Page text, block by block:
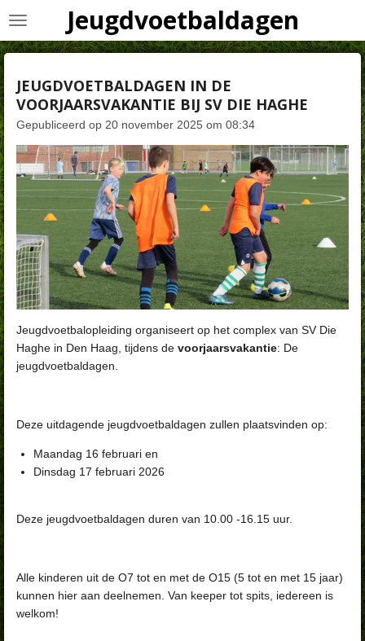
Ga
naar
hoofdinhoud
Jeugdvoetbaldagen
JEUGDVOETBALDAGEN IN DE
VOORJAARSVAKANTIE BIJ SV DIE HAGHE
Gepubliceerd op 20 november 2025 om 08:34
Jeugdvoetbalopleiding organiseert op het complex van SV Die
Haghe in Den Haag, tijdens de voorjaarsvakantie: De
jeugdvoetbaldagen.
Deze uitdagende jeugdvoetbaldagen zullen plaatsvinden op:
Maandag 16 februari en
Dinsdag 17 februari 2026
Deze jeugdvoetbaldagen duren van 10.00 -16.15 uur.
Alle kinderen uit de O7 tot en met de O15 (5 tot en met 15 jaar)
kunnen hier aan deelnemen. Van keeper tot spits, iedereen is
welkom!